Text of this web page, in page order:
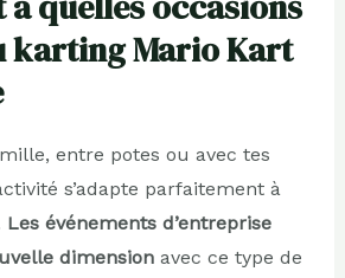
karting Mario Kart
entre potes ou avec tes
s’adapte parfaitement à
Les événements d’entreprise
dimensionavec ce type de